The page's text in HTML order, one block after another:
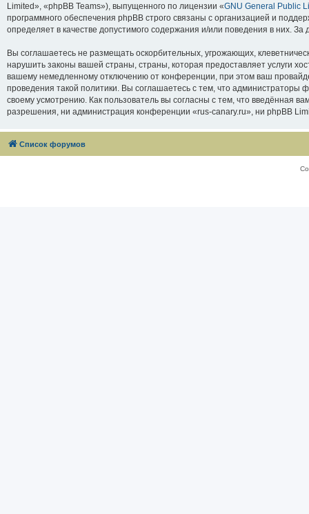
Limited», «phpBB Teams»), выпущенного по лицензии «GNU General Public
программного обеспечения phpBB строго связаны с организацией и
определяет в качестве допустимого содержания и/или поведения в них.
Вы соглашаетесь не размещать оскорбительных, угрожающих,
нарушить законы вашей страны, страны, которая предоставляет услуги
вашему немедленному отключению от конференции, при этом ваш
проведения такой политики. Вы соглашаетесь с тем, что
своему усмотрению. Как пользователь вы согласны с тем, что введённая
разрешения, ни администрация конференции «rus-canary.ru», ни phpBB
Список форумов